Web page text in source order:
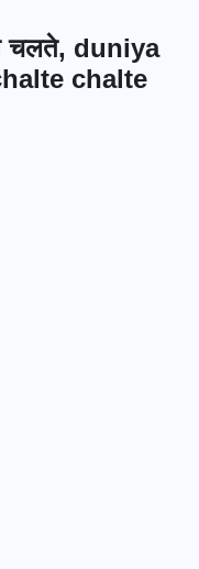
चलते, duniya
chalte